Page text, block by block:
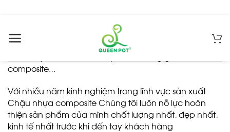
dung
là đơn vị tiên phong trong lĩnh
vực sản xuất các dòng Chậu composite, Chậu
composite Fiberglass, Chậu xi măng nhẹ, Chậu đá
mài, Chậu tiểu cảnh Composite, Tường giả đá
composite…
Với nhiều năm kinh nghiệm trong lĩnh vực sản xuất
Chậu nhựa composite Chúng tôi luôn nỗ lực hoàn
thiện sản phẩm của mình chất lượng nhất, đẹp nhất,
kinh tế nhất trước khi đến tay khách hàng